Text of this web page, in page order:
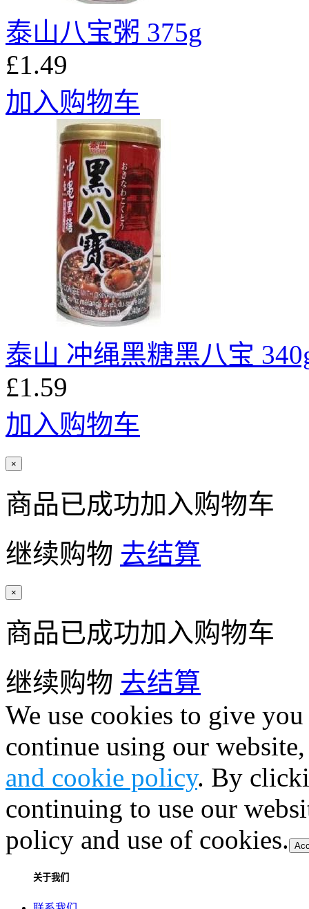
泰山八宝粥 375g
£1.49
加入购物车
泰山 冲绳黑糖黑八宝
£1.59
加入购物车
×
商品已成功加入购物车
继续购物 去结算
×
商品已成功加入购物车
继续购物 去结算
We use cookies to give
continue using our
and cookie policy. By
continuing to use our
policy and use of cookies.
关于我们